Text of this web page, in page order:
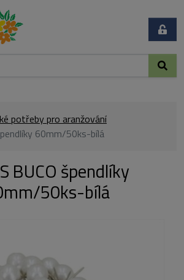
potřeby pro aranžování
60mm/50ks-bílá
BUCO špendlíky
50ks-bílá